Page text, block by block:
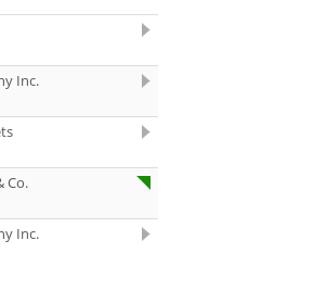
Inc.
Co.
Inc.